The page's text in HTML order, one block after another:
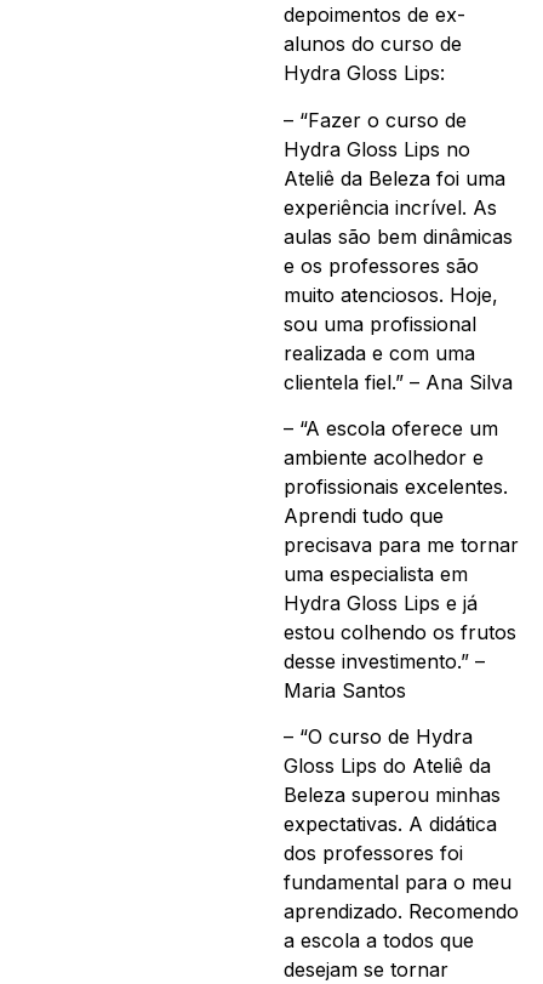
depoimentos de ex-
alunos do curso de
Hydra Gloss Lips:
– “Fazer o curso de
Hydra Gloss Lips no
Ateliê da Beleza foi uma
experiência incrível. As
aulas são bem dinâmicas
e os professores são
muito atenciosos. Hoje,
sou uma profissional
realizada e com uma
clientela fiel.” – Ana Silva
– “A escola oferece um
ambiente acolhedor e
profissionais excelentes.
Aprendi tudo que
precisava para me tornar
uma especialista em
Hydra Gloss Lips e já
estou colhendo os frutos
desse investimento.” –
Maria Santos
– “O curso de Hydra
Gloss Lips do Ateliê da
Beleza superou minhas
expectativas. A didática
dos professores foi
fundamental para o meu
aprendizado. Recomendo
a escola a todos que
desejam se tornar